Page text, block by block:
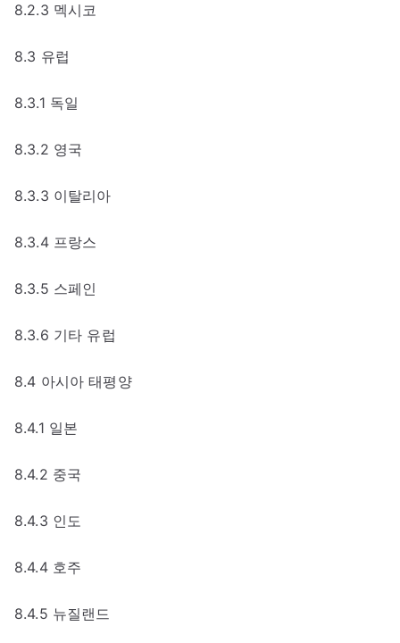
8.2.3 멕시코
8.3 유럽
8.3.1 독일
8.3.2 영국
8.3.3 이탈리아
8.3.4 프랑스
8.3.5 스페인
8.3.6 기타 유럽
8.4 아시아 태평양
8.4.1 일본
8.4.2 중국
8.4.3 인도
8.4.4 호주
8.4.5 뉴질랜드